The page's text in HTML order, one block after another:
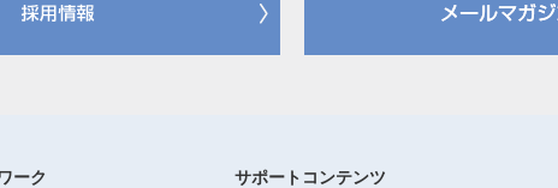
ーク
サポートコンテンツ